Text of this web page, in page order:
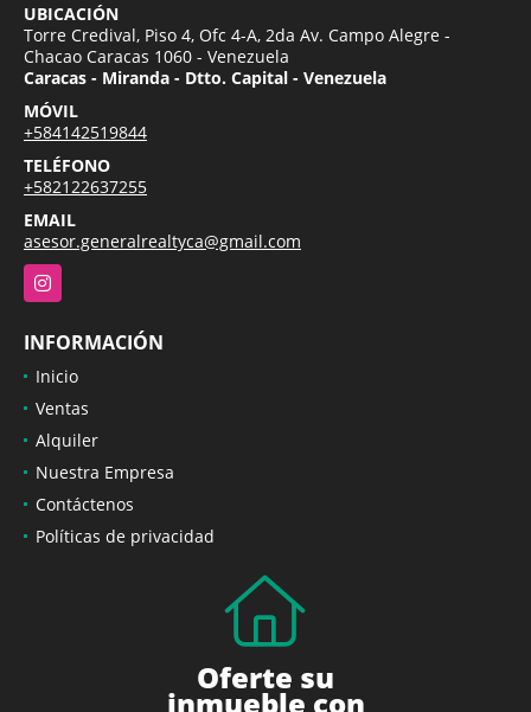
UBICACIÓN
Torre Credival, Piso 4, Ofc 4-A, 2da Av. Campo Alegre -
Chacao Caracas 1060 - Venezuela
Caracas - Miranda - Dtto. Capital - Venezuela
MÓVIL
+584142519844
TELÉFONO
+582122637255
EMAIL
asesor.generalrealtyca@gmail.com
Instagram
INFORMACIÓN
Inicio
Ventas
Alquiler
Nuestra Empresa
Contáctenos
Políticas de privacidad
Oferte su
inmueble con